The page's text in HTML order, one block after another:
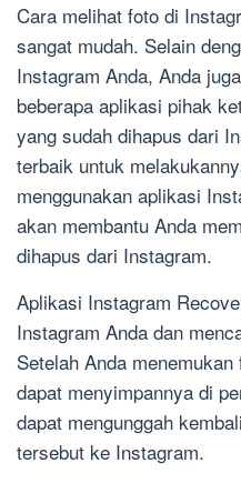
Cara melihat foto di
sangat mudah. Selain
Instagram Anda, Anda
beberapa aplikasi pihak
yang sudah dihapus dari
terbaik untuk
menggunakan aplikasi
akan membantu Anda
dihapus dari Instagram.
Aplikasi Instagram
Instagram Anda dan
Setelah Anda
dapat menyimpannya di
dapat mengunggah
tersebut ke Instagram.